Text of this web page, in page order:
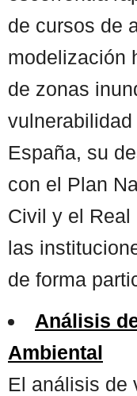
de cursos de
modelización
de zonas
España, su
con el Plan
Civil y el Real
las
de forma
Análisis
Ambiental
El análisis de